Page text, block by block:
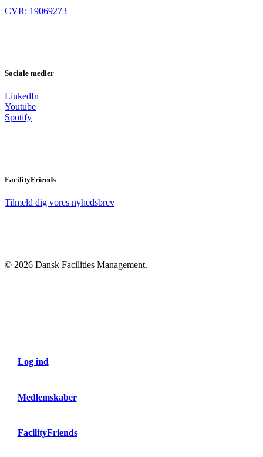
CVR: 19069273
Sociale medier
LinkedIn
Youtube
Spotify
FacilityFriends
Tilmeld dig vores nyhedsbrev
© 2026 Dansk Facilities Management.
Log ind
Medlemskaber
FacilityFriends